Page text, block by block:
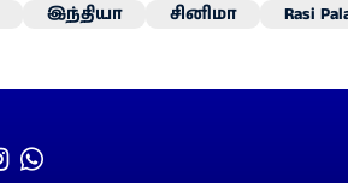
இந்தியா சினிமா Rasi